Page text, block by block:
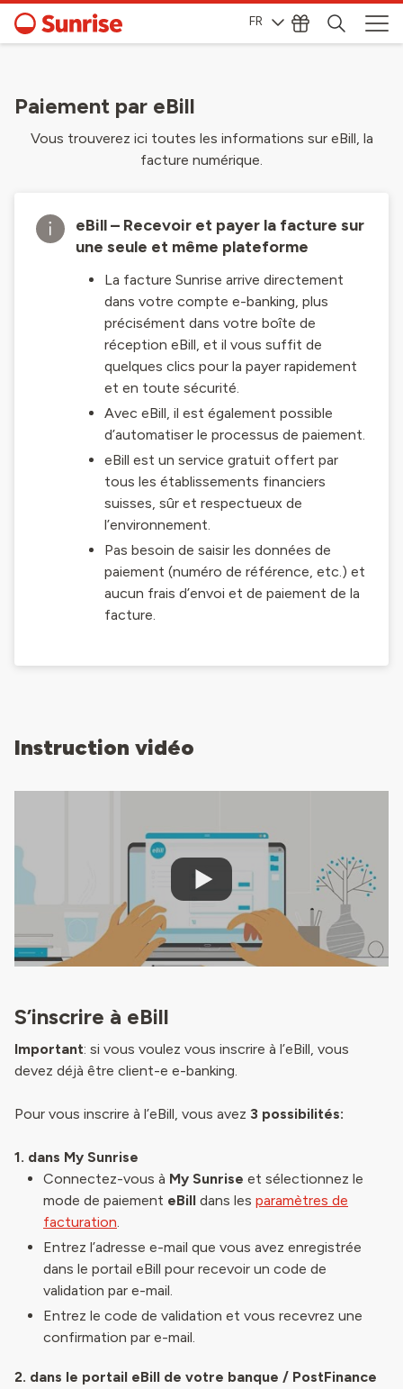
FR
Paiement par eBill
Vous trouverez ici toutes les informations sur eBill, la
facture numérique.
eBill – Recevoir et payer la facture sur
une seule et même plateforme
La facture Sunrise arrive directement
dans votre compte e-banking, plus
précisément dans votre boîte de
réception eBill, et il vous suffit de
quelques clics pour la payer rapidement
et en toute sécurité.
Avec eBill, il est également possible
d’automatiser le processus de paiement.
eBill est un service gratuit offert par
tous les établissements financiers
suisses, sûr et respectueux de
l’environnement.
Pas besoin de saisir les données de
paiement (numéro de référence, etc.) et
aucun frais d’envoi et de paiement de la
facture.
Instruction vidéo
S’inscrire à eBill
Important: si vous voulez vous inscrire à l’eBill, vous
devez déjà être client-e e-banking.
Pour vous inscrire à l’eBill, vous avez 3 possibilités:
1. dans My Sunrise
Connectez-vous à My Sunrise et sélectionnez le
mode de paiement eBill dans les paramètres de
facturation.
Entrez l’adresse e-mail que vous avez enregistrée
dans le portail eBill pour recevoir un code de
validation par e-mail.
Entrez le code de validation et vous recevrez une
confirmation par e-mail.
2. dans le portail eBill de votre banque / PostFinance